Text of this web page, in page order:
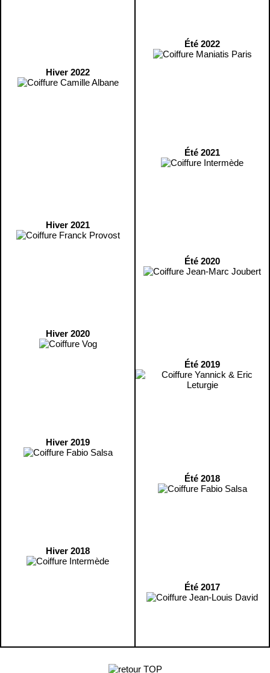
Hiver 2022
Hiver 2021
Hiver 2020
Hiver 2019
Hiver 2018
Été 2022
Été 2021
Été 2020
Été 2019
Été 2018
Été 2017